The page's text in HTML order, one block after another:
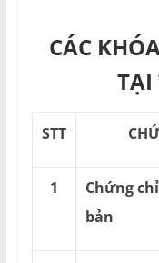
CÁC
TẠI
STT
1
Chứng
bản